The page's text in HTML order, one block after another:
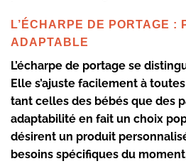
L’ÉCHARPE DE PORTAGE :
ADAPTABLE
L’écharpe de portage se
Elle s’ajuste facilement à
tant celles des bébés que des
adaptabilité en fait un choix
désirent un produit
besoins spécifiques du